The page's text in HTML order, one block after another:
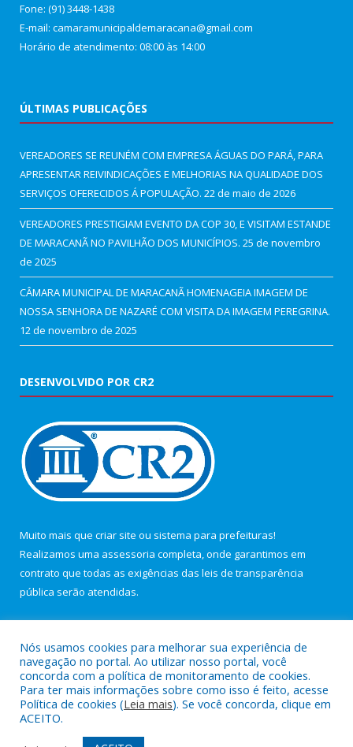
Fone: (91) 3448-1438
E-mail: camaramunicipaldemaracana@gmail.com
Horário de atendimento: 08:00 às 14:00
ÚLTIMAS PUBLICAÇÕES
VEREADORES SE REUNÉM COM EMPRESA ÁGUAS DO PARÁ, PARA
APRESENTAR REIVINDICAÇÕES E MELHORIAS NA QUALIDADE DOS
SERVIÇOS OFERECIDOS Á POPULAÇÃO. 22 de maio de 2026
VEREADORES PRESTIGIAM EVENTO DA COP 30, E VISITAM ESTANDE
DE MARACANÃ NO PAVILHÃO DOS MUNICÍPIOS. 25 de novembro
de 2025
CÂMARA MUNICIPAL DE MARACANÃ HOMENAGEIA IMAGEM DE
NOSSA SENHORA DE NAZARÉ COM VISITA DA IMAGEM PEREGRINA.
12 de novembro de 2025
DESENVOLVIDO POR CR2
Muito mais que criar site ou sistema para prefeituras!
Realizamos uma assessoria completa, onde garantimos em
contrato que todas as exigências das leis de transparência
pública serão atendidas.
Todos os direitos reservados a Câmara Municipal de Maracanã.
Nós usamos cookies para melhorar sua experiência de
navegação no portal. Ao utilizar nosso portal, você
concorda com a política de monitoramento de cookies.
Para ter mais informações sobre como isso é feito, acesse
Política de cookies (Leia mais). Se você concorda, clique em
ACEITO.